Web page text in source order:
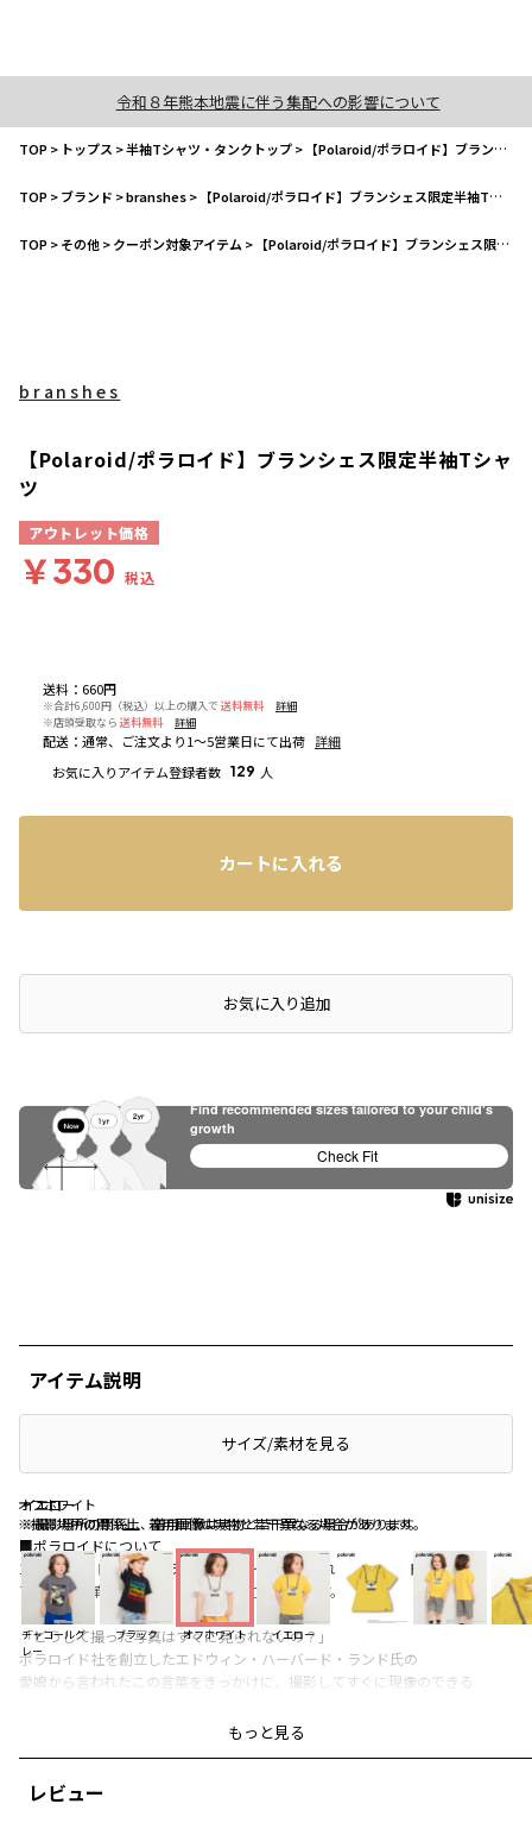
令和８年熊本地震に伴う集配への影響について
TOP> トップス >半袖Tシャツ・タンクトップ> 【Polaroid/ポラロイド】ブランシェス限定半袖Tシャツ
TOP>ブランド >branshes> 【Polaroid/ポラロイド】ブランシェス限定半袖Tシャツ
TOP>その他>クーポン対象アイテム > 【Polaroid/ポラロイド】ブランシェス限定半袖Tシャツ
オフホワイト
※撮影場所の関係上、着用画像は実物と若干異なる場合があります。
イエロー
※撮影場所の関係上、着用画像は実物と若干異なる場合があります。
イエロー
チャコールグ
レー
ブラック オフホワイト イエロー
レビュー
送料 ： 660円
※合計6,600円（税込）以上の購入で 送料無料
詳細
※店頭受取なら 送料無料 詳細
配送 ： 通常、ご注文より1～5営業日にて出荷 詳細
お気に入りアイテム登録者数 129 人
branshes
【Polaroid/ポラロイド】ブランシェス限定半袖Tシャ
ツ
アウトレット価格
￥330 税込
カートに入れる
お気に入り追加
アイテム説明
サイズ/素材を見る
■ポラロイドについて
1937年にエドウィン・ランド氏によって設立されたポラロイド社は、
アメリカの革新とエンジニアリング力の象徴です。
「どうして撮った写真はすぐに見られないの？」
ポラロイド社を創立したエドウィン・ハーバード・ランド氏の
愛娘から言われたこの言葉をきっかけに、撮影してすぐに現像のできる
インスタントカメラ自体の代名詞になるまで、
■ポイント
もっと見る
Find recommended sizes tailored to your child's
growth
Check Fit